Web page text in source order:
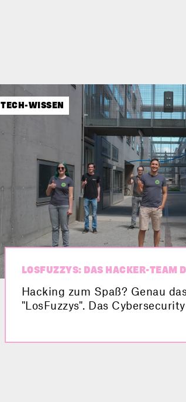
TECH-WISSEN
LOSFUZZYS: DAS HACKER-TEAM
Hacking zum Spaß? Genau
"LosFuzzys". Das
unterwegs. Im Video stellt